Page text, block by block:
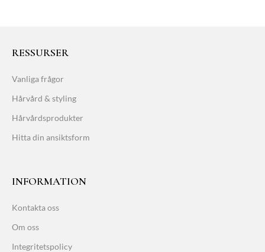
RESSURSER
Vanliga frågor
Hårvård & styling
Hårvårdsprodukter
Hitta din ansiktsform
INFORMATION
Kontakta oss
Om oss
Integritetspolicy